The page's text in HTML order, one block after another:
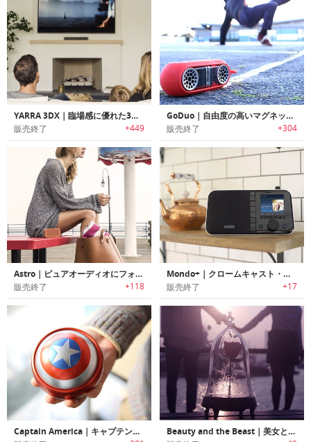
YARRA 3DX｜臨場感に優れた3Dオーディオシステム「ヤラー3DX」
販売終了 +449
GoDuo｜自由度の高いマグネットモジュール式ポータブルワイヤレススピーカー「ゴーデュオ」
販売終了 +304
Astro｜ピュアオーディオにフォーカスしたポータブルBluetoothスピーカー「アストロ」
販売終了 +118
Mondo+｜クロームキャスト・アラームクロック機能搭載インターネットラジオポータブルBluetoothスピーカー「モンドプラス」
販売終了 +17
Captain America｜キャプテンアメリカのシールドをモチーフにデザインされたミニBluetoothスピーカー Beauty and the Beast｜美女と野獣をモチーフにデザインされたBluetoothスピーカー